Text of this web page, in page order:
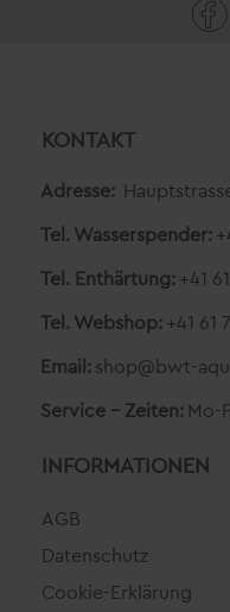
KONTAKT
Adresse:
Tel. Wasserspender:
Tel. Enthärtung: +41
Tel. Webshop: +41 61
Email: shop@bwt-
Service - Zeiten: Mo-
INFORMATIONEN
AGB
Datenschutz
Cookie-Erklärung